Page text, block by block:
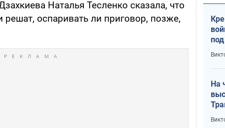
Наталья Тесленко сказала, что
оспаривать ли приговор, позже,
На